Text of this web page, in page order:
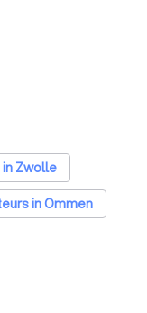
Zwolle
in Ommen